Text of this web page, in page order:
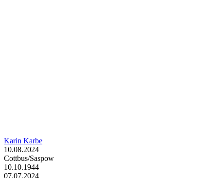
Karin Karbe
10.08.2024
Cottbus/Saspow
10.10.1944
07.07.2024